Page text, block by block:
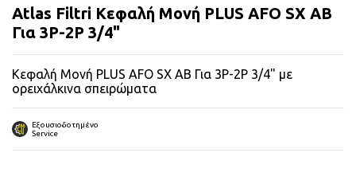
Atlas Filtri Κεφαλή Μονή PLUS AFO SX AB
Για 3P-2P 3/4"
Κεφαλή Μονή PLUS AFO SX AB Για 3P-2P 3/4" με
ορειχάλκινα σπειρώματα
Εξουσιοδοτημένο
Service